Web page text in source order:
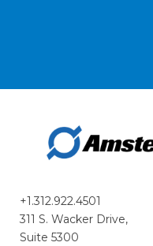
+1.312.922.4501
311 S. Wacker Drive,
Suite 5300